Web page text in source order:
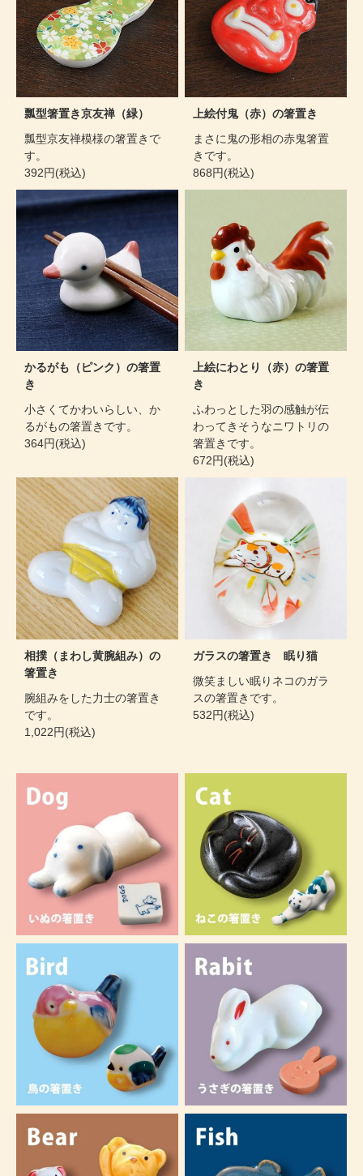
瓢型箸置き京友禅（緑）
瓢型京友禅模様の箸置きで
す。
392円(税込)
上絵付鬼（赤）の箸置き
まさに鬼の形相の赤鬼箸置
きです。
868円(税込)
かるがも（ピンク）の箸置
き
小さくてかわいらしい、か
るがもの箸置きです。
364円(税込)
上絵にわとり（赤）の箸置
き
ふわっとした羽の感触が伝
わってきそうなニワトリの
箸置きです。
672円(税込)
相撲（まわし黄腕組み）の
箸置き
腕組みをした力士の箸置き
です。
1,022円(税込)
ガラスの箸置き 眠り猫
微笑ましい眠りネコのガラ
スの箸置きです。
532円(税込)